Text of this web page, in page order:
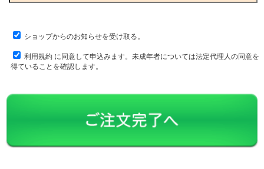
ショップからのお知らせを受け取る。
利用規約に同意して申込みます。未成年者については法定代理人の同意を
得ていることを確認します。